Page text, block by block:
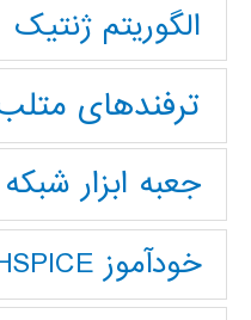
الگوریتم ژنتیک
ترفندهای
جعبه ابزار
خودآموز HSPICE